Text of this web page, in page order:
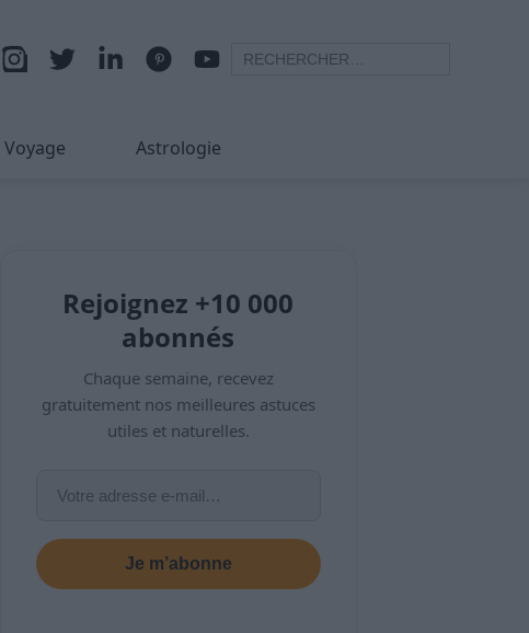
Voyage Astrologie
Rejoignez +10 000
abonnés
Chaque semaine, recevez
gratuitement nos meilleures astuces
utiles et naturelles.
Je m’abonne